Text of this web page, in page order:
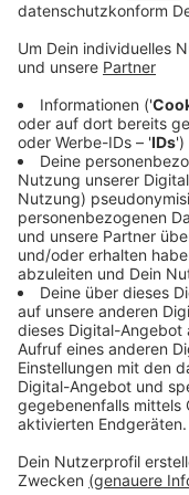
Anzeige
Betroffen ist
Karnevalsvereine
Um die
betroffene jetzt
beantragen.
finanzielle
Stadt stellen - das
Anzeige